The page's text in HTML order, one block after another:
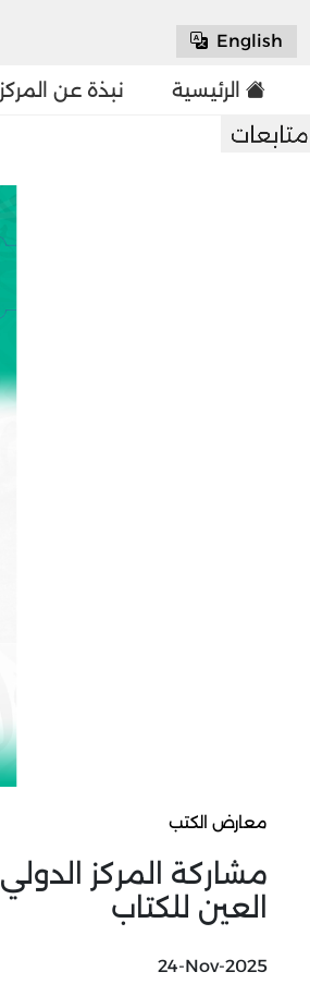
English
الرئيسية نبذة عن المركز
معارض الكتب
العين للكتاب
24-Nov-2025